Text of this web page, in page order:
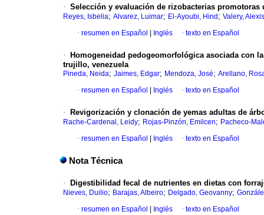
· Selección y evaluación de rizobacterias
Reyes, Isbelia; Alvarez, Luimar; El-Ayoubi, Hind ; Valery, Alexis
· resumen en Español Inglés · texto en Español
·
Homogeneidad pedogeomorfológica asociada con
trujillo, venezuela
Pineda, Neida; Jaimes, Edgar; Mendoza, José; Arellano,
· resumen en Español Inglés · texto en Español
· Revigorización y clonación de yemas adultas de
Rache-Cardenal, Leidy; Rojas-Pinzón, Emilcen; Pacheco-
· resumen en Español Inglés · texto en Español
Nota Técnica
· Digestibilidad fecal de nutrientes en dietas con
Nieves, Duilio; Barajas, Albeiro; Delgado, Geovanny;
· resumen en Español Inglés · texto en Español